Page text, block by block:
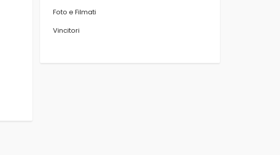
Foto e Filmati
Vincitori